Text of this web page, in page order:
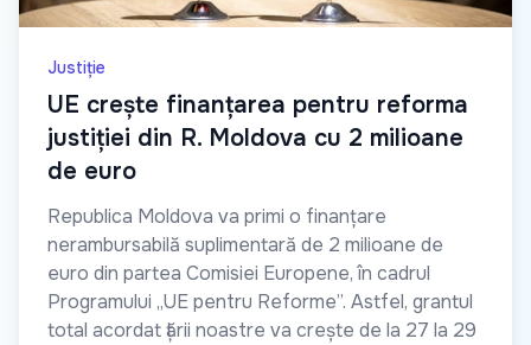
Justiție
UE crește finanțarea pentru reforma
justiției din R. Moldova cu 2 milioane
de euro
Republica Moldova va primi o finanțare
nerambursabilă suplimentară de 2 milioane de
euro din partea Comisiei Europene, în cadrul
Programului „UE pentru Reforme”. Astfel, grantul
total acordat țării noastre va crește de la 27 la 29